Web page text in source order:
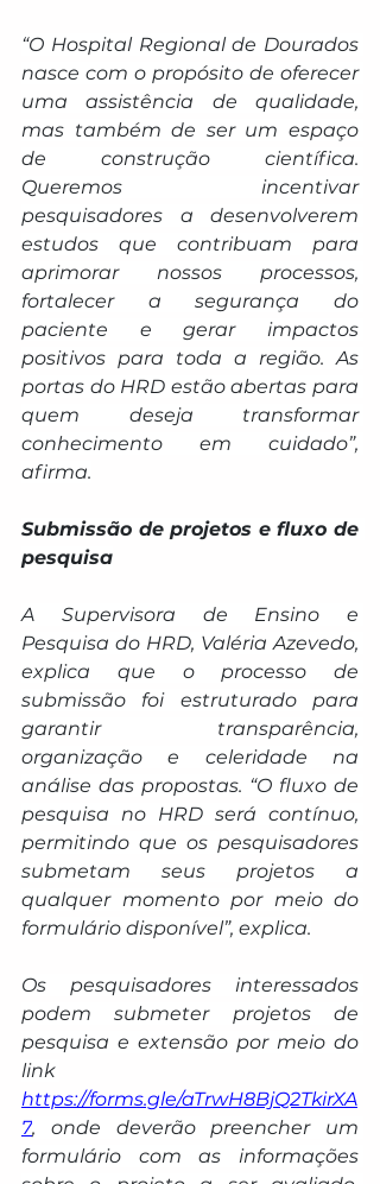
“O Hospital Regional de Dourados
nasce com o propósito de oferecer
uma assistência de qualidade,
mas também de ser um espaço
de construção científica.
Queremos incentivar
pesquisadores a desenvolverem
estudos que contribuam para
aprimorar nossos processos,
fortalecer a segurança do
paciente e gerar impactos
positivos para toda a região. As
portas do HRD estão abertas para
quem deseja transformar
conhecimento em cuidado”,
afirma.
Submissão de projetos e fluxo de
pesquisa
A Supervisora de Ensino e
Pesquisa do HRD, Valéria Azevedo,
explica que o processo de
submissão foi estruturado para
garantir transparência,
organização e celeridade na
análise das propostas. “O fluxo de
pesquisa no HRD será contínuo,
permitindo que os pesquisadores
submetam seus projetos a
qualquer momento por meio do
formulário disponível”, explica.
Os pesquisadores interessados
podem submeter projetos de
pesquisa e extensão por meio do
link
https://forms.gle/aTrwH8BjQ2TkirXA
7, onde deverão preencher um
formulário com as informações